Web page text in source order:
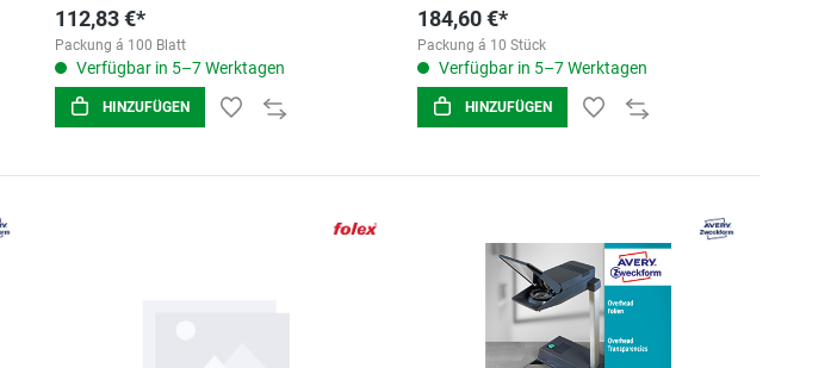
112,83 €*
Packung á 100 Blatt
Verfügbar in 5–7 Werktagen
HINZUFÜGEN
184,60 €*
Packung á 10 Stück
Verfügbar in 5–7 Werktagen
HINZUFÜGEN